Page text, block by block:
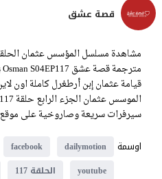
قصة عشق
سيرفرات سريعة وصاروخية على موقع
اوسمة
dailymotion
facebook
youtube
الحلقة 117